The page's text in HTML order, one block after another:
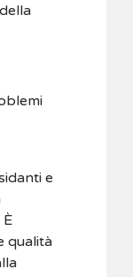
e
qualità